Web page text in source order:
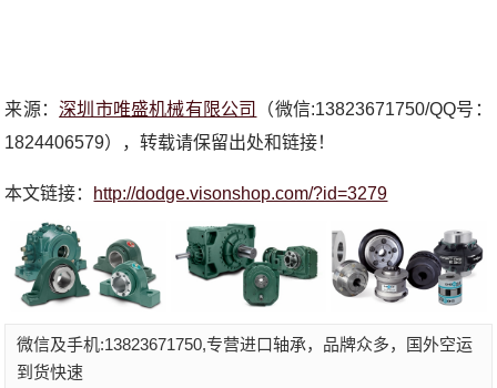
来源：深圳市唯盛机械有限公司
（微信:13823671750/QQ号：
1824406579），转载请保留出处和链接！
本文链接： http://dodge.visonshop.com/?id=3279
微信及手机:13823671750,专营进口轴承，品牌众多，国外空运
到货快速